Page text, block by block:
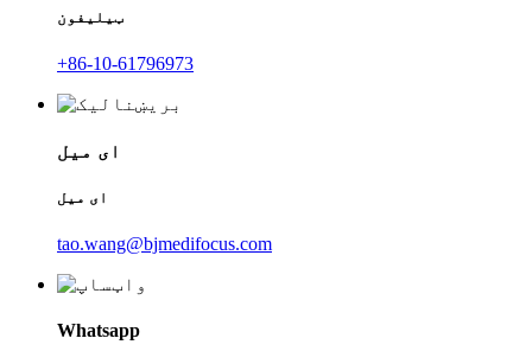
ټیلیفون
+86-10-61796973
ای میل
ای میل
tao.wang@bjmedifocus.com
Whatsapp